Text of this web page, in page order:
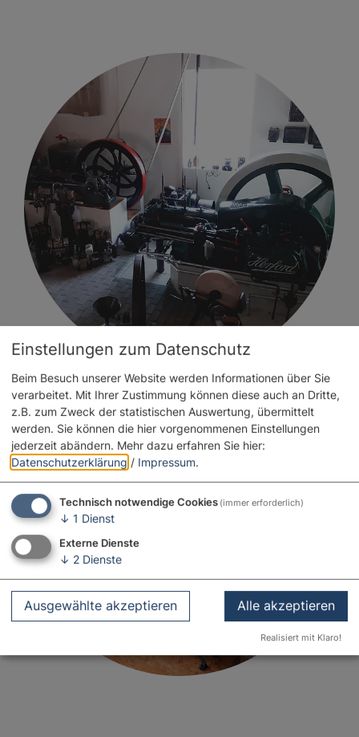
Einstellungen zum Datenschutz
Beim Besuch unserer Website werden Informationen über Sie
verarbeitet. Mit Ihrer Zustimmung können diese auch an Dritte,
z.B. zum Zweck der statistischen Auswertung, übermittelt
werden. Sie können die hier vorgenommenen Einstellungen
jederzeit abändern. Mehr dazu erfahren Sie hier:
Datenschutzerklärung / Impressum.
Technisch notwendige Cookies (immer erforderlich)
↓ 1 Dienst
Externe Dienste
↓ 2 Dienste
Ausgewählte akzeptieren Alle akzeptieren
Realisiert mit Klaro!